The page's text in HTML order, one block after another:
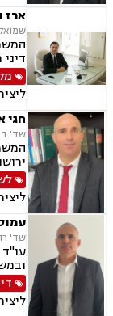
ארז
שמואל
חגי
שד' בן
שד'